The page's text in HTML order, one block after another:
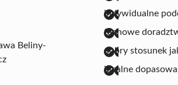
Beliny-
indywidualne
fachowe
dobry stosunek
idealne